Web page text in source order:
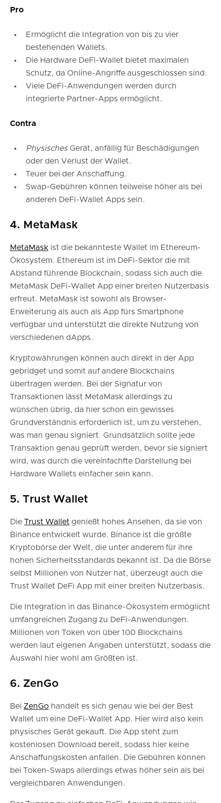
Pro
Ermöglicht die Integration von bis zu vier
bestehenden Wallets.
Die Hardware DeFi-Wallet bietet maximalen
Schutz, da Online-Angriffe ausgeschlossen sind.
Viele DeFi-Anwendungen werden durch
integrierte Partner-Apps ermöglicht.
Contra
PhysischesGerät, anfällig für Beschädigungen
oder den Verlust der Wallet.
Teuer bei der Anschaffung.
Swap-Gebühren können teilweise höher als bei
anderen DeFi-Wallet Apps sein.
4. MetaMask
MetaMask ist die bekannteste Wallet im Ethereum-
Ökosystem. Ethereum ist im DeFi-Sektor die mit
Abstand führende Blockchain, sodass sich auch die
MetaMask DeFi-Wallet App einer breiten Nutzerbasis
erfreut. MetaMask ist sowohl als Browser-
Erweiterung als auch als App fürs Smartphone
verfügbar und unterstützt die direkte Nutzung von
verschiedenen dApps.
Kryptowährungen können auch direkt in der App
gebridget und somit auf andere Blockchains
übertragen werden. Bei der Signatur von
Transaktionen lässt MetaMask allerdings zu
wünschen übrig, da hier schon ein gewisses
Grundverständnis erforderlich ist, um zu verstehen,
was man genau signiert. Grundsätzlich sollte jede
Transaktion genau geprüft werden, bevor sie signiert
wird, was durch die vereinfachfte Darstellung bei
Hardware Wallets einfacher sein kann.
5. Trust Wallet
Die Trust Wallet genießt hohes Ansehen, da sie von
Binance entwickelt wurde. Binance ist die größte
Kryptobörse der Welt, die unter anderem für ihre
hohen Sicherheitsstandards bekannt ist. Da die Börse
selbst Millionen von Nutzer hat, überzeugt auch die
Trust Wallet DeFi App mit einer breiten Nutzerbasis.
Die Integration in das Binance-Ökosystem ermöglicht
umfangreichen Zugang zu DeFi-Anwendungen.
Millionen von Token von über 100 Blockchains
werden laut eigenen Angaben unterstützt, sodass die
Auswahl hier wohl am Größten ist.
6. ZenGo
Bei ZenGo handelt es sich genau wie bei der Best
Wallet um eine DeFi-Wallet App. Hier wird also kein
physisches Gerät gekauft. Die App steht zum
kostenlosen Download bereit, sodass hier keine
Anschaffungskosten anfallen. Die Gebühren können
bei Token-Swaps allerdings etwas höher sein als bei
vergleichbaren Anwendungen.